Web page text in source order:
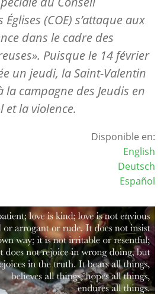
(COE) s’attaque aux
dans le cadre des
Puisque le 14 février
un jeudi, la Saint-Valentin
la campagne des Jeudis en
la violence.
Disponible en:
English
Deutsch
Español